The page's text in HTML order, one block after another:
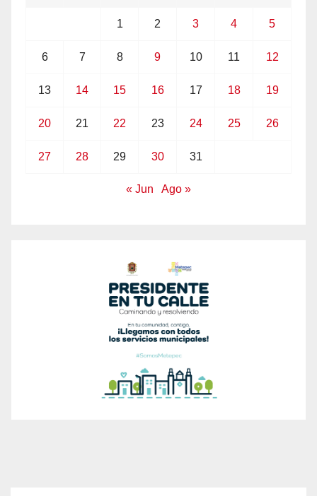
1 2 3 4 5
6 7 8 9 10 11 12
13 14 15 16 17 18 19
20 21 22 23 24 25 26
27 28 29 30 31
« Jun Ago »